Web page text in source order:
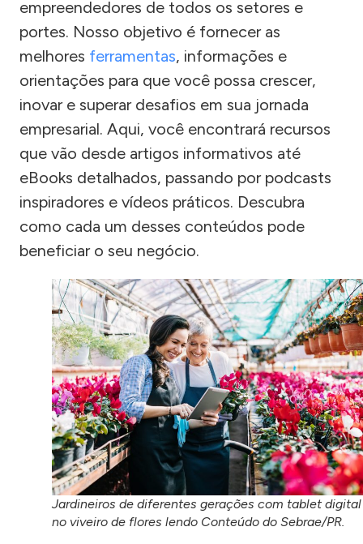
empreendedores de todos os setores e
portes. Nosso objetivo é fornecer as
melhores ferramentas, informações e
orientações para que você possa crescer,
inovar e superar desafios em sua jornada
empresarial. Aqui, você encontrará recursos
que vão desde artigos informativos até
eBooks detalhados, passando por podcasts
inspiradores e vídeos práticos. Descubra
como cada um desses conteúdos pode
beneficiar o seu negócio.
Jardineiros de diferentes gerações com tablet digital
no viveiro de flores lendo Conteúdo do Sebrae/PR.